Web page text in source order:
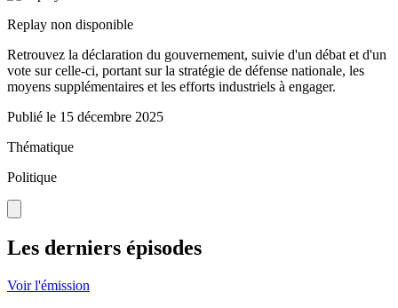
Replay non disponible
Retrouvez la déclaration du gouvernement, suivie d'un débat et d'un
vote sur celle-ci, portant sur la stratégie de défense nationale, les
moyens supplémentaires et les efforts industriels à engager.
Publié le 15 décembre 2025
Thématique
Politique
Les derniers épisodes
Voir l'émission